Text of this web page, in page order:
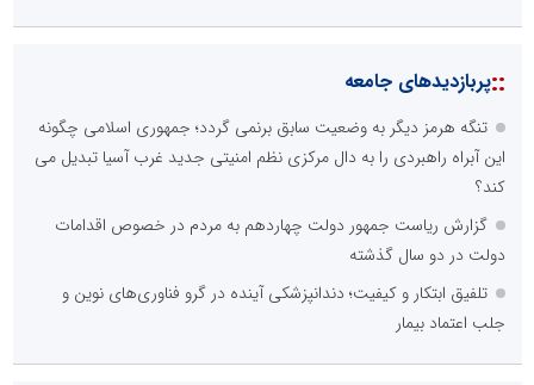
::پربازدیدهای جامعه
تنگه هرمز دیگر به وضعیت سابق برنمی گردد؛ جمهوری اسلامی چگونه
این آبراه راهبردی را به دال مرکزی نظم امنیتی جدید غرب آسیا تبدیل می
کند؟
گزارش ریاست جمهور دولت چهاردهم به مردم در خصوص اقدامات
دولت در دو سال گذشته
تلفیق ابتکار و کیفیت؛ دندانپزشکی آینده در گرو فناوری‌های نوین و
جلب اعتماد بیمار